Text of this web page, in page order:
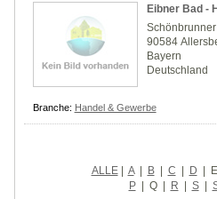
Eibner Bad -
90584
Bayern
Deutschland
Branche: Handel & Gewerbe
ALLE| A | B | C | D | E
P | Q | R | S |